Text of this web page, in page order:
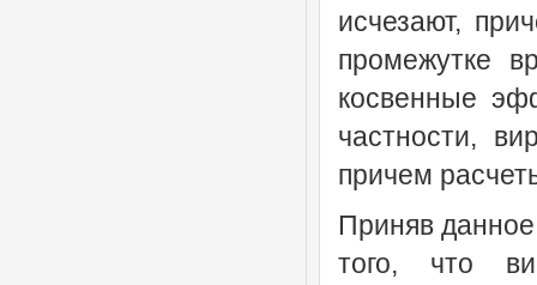
исчезают,
промежутке
косвенные
частности,
причем
Приняв
того, что